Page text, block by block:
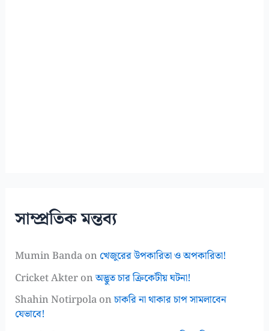
সাম্প্রতিক মন্তব্য
Mumin Bandaon খেজুরের উপকারিতা ও অপকারিতা!
Cricket Akteronঅদ্ভুত চার ক্রিকেটীয় ঘটনা!
Shahin Notirpolaonচাকরি না থাকার চাপ সামলাবেন
যেভাবে!